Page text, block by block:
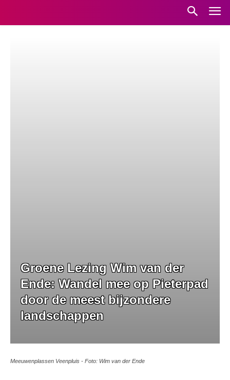
Groene Lezing Wim van der
Ende: Wandel mee op Pieterpad
door de meest bijzondere
landschappen
Meeuwenplassen Veenpluis - Foto: Wim van der Ende